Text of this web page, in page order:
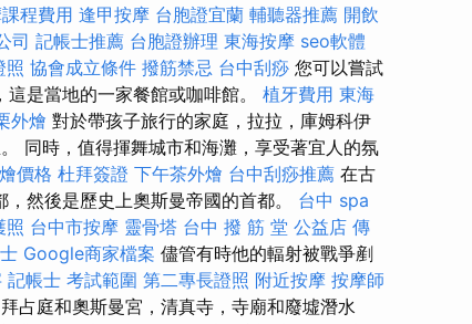
程費用 逢甲按摩 台胞證宜蘭 輔聽器推薦 開飲
司 記帳士推薦 台胞證辦理 東海按摩 seo軟體
照 協會成立條件 撥筋禁忌 台中刮痧 您可以嘗試
是當地的一家餐館或咖啡館。 植牙費用 東海
外燴 對於帶孩子旅行的家庭，拉拉，庫姆科伊
同時，值得揮舞城市和海灘，享受著宜人的氛
價格 杜拜簽證 下午茶外燴 台中刮痧推薦 在古
然後是歷史上奧斯曼帝國的首都。 台中 spa
照 台中市按摩 靈骨塔 台中 撥 筋 堂 公益店 傳
Google商家檔案 儘管有時他的輻射被戰爭剷
記帳士 考試範圍 第二專長證照 附近按摩 按摩師
占庭和奧斯曼宮，清真寺，寺廟和廢墟潛水